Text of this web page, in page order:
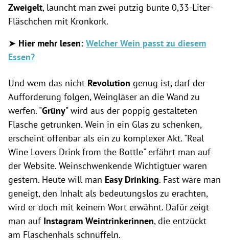
Zweigelt, launcht man zwei putzig bunte 0,33-Liter-
Fläschchen mit Kronkork.
➤ Hier mehr lesen: Welcher Wein passt zu diesem
Essen?
Und wem das nicht Revolution genug ist, darf der
Aufforderung folgen, Weingläser an die Wand zu
werfen. "Grüny" wird aus der poppig gestalteten
Flasche getrunken. Wein in ein Glas zu schenken,
erscheint offenbar als ein zu komplexer Akt. "Real
Wine Lovers Drink from the Bottle" erfährt man auf
der Website. Weinschwenkende Wichtigtuer waren
gestern. Heute will man Easy Drinking. Fast wäre man
geneigt, den Inhalt als bedeutungslos zu erachten,
wird er doch mit keinem Wort erwähnt. Dafür zeigt
man auf Instagram Weintrinkerinnen, die entzückt
am Flaschenhals schnüffeln.